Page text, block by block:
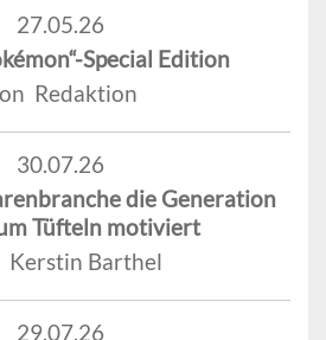
27.05.26
Special Edition
Redaktion
30.07.26
die Generation
Tüfteln motiviert
Kerstin Barthel
29.07.26